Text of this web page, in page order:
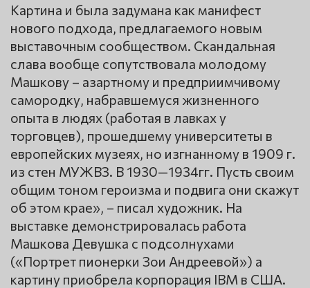
Картина и была задумана как манифест
нового подхода, предлагаемого новым
выставочным сообществом. Скандальная
слава вообще сопутствовала молодому
Машкову – азартному и предприимчивому
самородку, набравшемуся жизненного
опыта в людях (работая в лавках у
торговцев), прошедшему университеты в
европейских музеях, но изгнанному в 1909 г.
из стен МУЖВЗ. В 1930—1934гг. Пусть своим
общим тоном героизма и подвига они скажут
об этом крае», – писал художник. На
выставке демонстрировалась работа
Машкова Девушка с подсолнухами
(«Портрет пионерки Зои Андреевой») а
картину приобрела корпорация IBM в США.